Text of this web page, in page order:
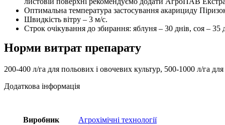
Оптимальна температура застосування акарициду
Швидкість вітру – 3 м/с.
Строк очікування до збирання: яблуня – 30 днів, соя – 35
Норми витрат препарату
200-400 л/га для польових і овочевих культур, 500-1000 л/га
Додаткова інформація
Виробник Агрохімічні технології